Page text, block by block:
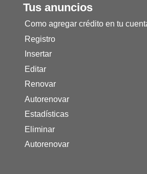
Tus anuncios
Como agregar crédito en tu
Registro
Insertar
Editar
Renovar
Autorenovar
Estadísticas
Eliminar
Autorenovar